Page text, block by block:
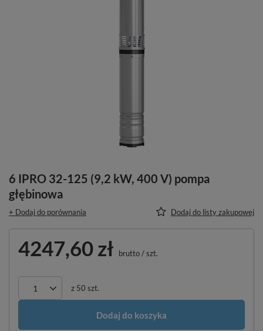
6 IPRO 32-125 (9,2 kW, 400 V) pompa
głębinowa
+ Dodaj do porównania Dodaj do listy zakupowej
4247,60 zł brutto/szt.
z 50 szt.
Dodaj do koszyka